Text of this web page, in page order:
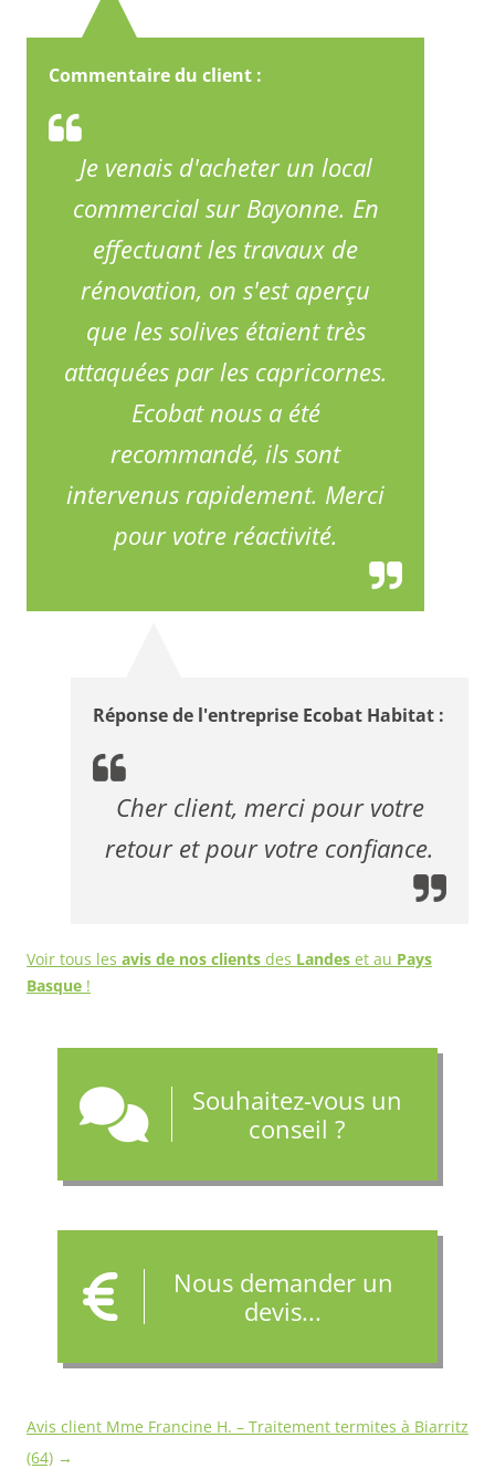
Commentaire du client :
Je venais d'acheter un local
commercial sur Bayonne. En
effectuant les travaux de
rénovation, on s'est aperçu
que les solives étaient très
attaquées par les capricornes.
Ecobat nous a été
recommandé, ils sont
intervenus rapidement. Merci
pour votre réactivité.
Réponse de l'entreprise Ecobat Habitat :
Cher client, merci pour votre
retour et pour votre confiance.
Voir tous les avis de nos clients des Landes et au Pays
Basque !
Souhaitez-vous un
conseil ?
Nous demander un
devis...
Navigation
des
Avis client Mme Francine H. – Traitement termites à Biarritz
(64) →